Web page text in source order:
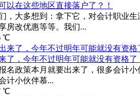
以在这些地区直接落户了？！
，大多想到：拿下它，对会计职业
房改优惠等等。我们...
℃
了，今年不过明年可能就没有资格了
名政策本月就要出来了，很多会计
计小伙伴慕...
℃